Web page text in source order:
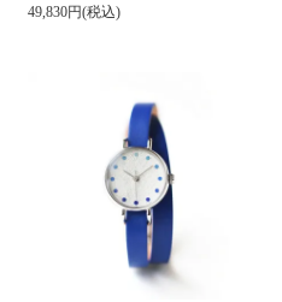
49,830円(税込)